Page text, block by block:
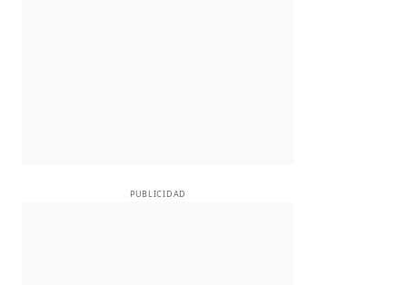
PUBLICIDAD